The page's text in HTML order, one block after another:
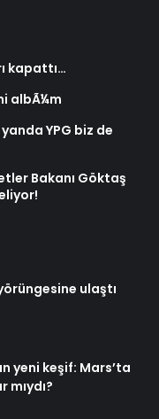
kapattı…
albÃ¼m
YPG biz de
Bakanı Göktaş
ulaştı
yeni keşif: Mars’ta